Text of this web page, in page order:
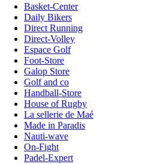
Basket-Center
Daily Bikers
Direct Running
Direct-Volley
Espace Golf
Foot-Store
Galop Store
Golf and co
Handball-Store
House of Rugby
La sellerie de Maé
Made in Paradis
Nauti-wave
On-Fight
Padel-Expert